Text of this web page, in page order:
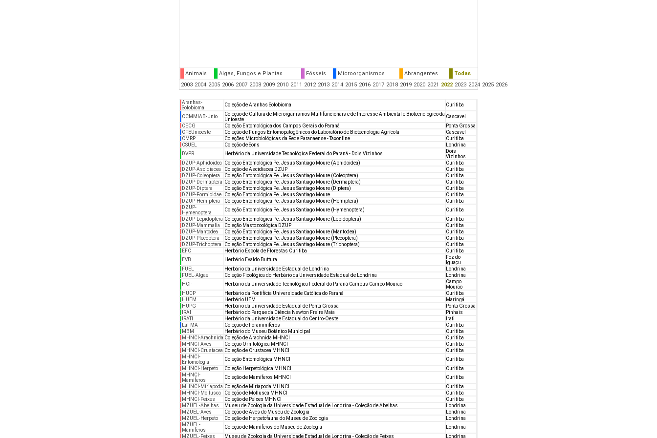
Animais Algas, Fungos e Plantas Fósseis Microorganismos Abrangentes
Todas
2003 2004 2005 2006 2007 2008 2009 2010 2011 2012 2013 2014 2015 2016 2017 2018 2019 2020 2021 2022 2023 2024 2025 2026
Aranhas-
Solobioma
Coleção de Aranhas Solobioma Curitiba
CCMMIAB-Unio
Coleção de Cultura de Microrganismos Multifuncionais e de Interesse Ambiental e Biotecnológico da
Unioeste
Cascavel
CECG
Coleção Entomológica dos Campos Gerais do Paraná
Ponta Grossa
CFEUnioeste
Coleção de Fungos Entomopatogênicos do Laboratório de Biotecnologia Agrícola
Cascavel
CMRP
Coleções Microbiológicas da Rede Paranaense - Taxonline
Curitiba
CSUEL
Coleção de Sons
Londrina
DVPR
Herbário da Universidade Tecnológica Federal do Paraná - Dois Vizinhos
Dois
Vizinhos
DZUP-Aphidoidea
Coleção Entomológica Pe. Jesus Santiago Moure (Aphidoidea)
Curitiba
DZUP-Ascidiacea
Coleção de Ascidiacea DZUP
Curitiba
DZUP-Coleoptera
Coleção Entomológica Pe. Jesus Santiago Moure (Coleoptera)
Curitiba
DZUP-Dermaptera Coleção Entomológica Pe. Jesus Santiago Moure (Dermaptera)
Curitiba
DZUP-Diptera
Coleção Entomológica Pe. Jesus Santiago Moure (Diptera)
Curitiba
DZUP-Formicidae
Coleção Entomológica Pe. Jesus Santiago Moure
Curitiba
DZUP-Hemiptera
Coleção Entomológica Pe. Jesus Santiago Moure (Hemiptera)
Curitiba
DZUP-
Hymenoptera
Coleção Entomológica Pe. Jesus Santiago Moure (Hymenoptera)
Curitiba
DZUP-Lepidoptera Coleção Entomológica Pe. Jesus Santiago Moure (Lepidoptera)
Curitiba
DZUP-Mammalia
Coleção Mastozoológica DZUP
Curitiba
DZUP-Mantodea
Coleção Entomológica Pe. Jesus Santiago Moure (Mantodea)
Curitiba
DZUP-Plecoptera
Coleção Entomológica Pe. Jesus Santiago Moure (Plecoptera)
Curitiba
DZUP-Trichoptera
Coleção Entomológica Pe. Jesus Santiago Moure (Trichoptera)
Curitiba
EFC
Herbário Escola de Florestas Curitiba
Curitiba
EVB
Herbário Evaldo Buttura
Foz do
Iguaçu
FUEL
Herbário da Universidade Estadual de Londrina
Londrina
FUEL-Algae
Coleção Ficológica do Herbário da Universidade Estadual de Londrina
Londrina
HCF
Herbário da Universidade Tecnológica Federal do Paraná Campus Campo Mourão
Campo
Mourão
HUCP
Herbário da Pontifícia Universidade Católica do Paraná
Curitiba
HUEM
Herbário UEM
Maringá
HUPG
Herbário da Universidade Estadual de Ponta Grossa
Ponta Grossa
IRAI
Herbário do Parque da Ciência Newton Freire Maia
Pinhais
IRATI
Herbário da Universidade Estadual do Centro-Oeste
Irati
LaFMA
Coleção de Foraminíferos
Curitiba
MBM
Herbário do Museu Botânico Municipal
Curitiba
MHNCI-Arachnida Coleção de Arachnida MHNCI
Curitiba
MHNCI-Aves
Coleção Ornitológica MHNCI
Curitiba
MHNCI-Crustacea Coleção de Crustacea MHNCI
Curitiba
MHNCI-
Entomologia
Coleção Entomológica MHNCI
Curitiba
MHNCI-Herpeto
Coleção Herpetológica MHNCI
Curitiba
MHNCI-
Mamiferos
Coleção de Mamíferos MHNCI
Curitiba
MHNCI-Miriapoda Coleção de Miriapoda MHNCI
Curitiba
MHNCI-Mollusca
Coleção de Mollusca MHNCI
Curitiba
MHNCI-Peixes
Coleção de Peixes MHNCI
Curitiba
MZUEL-Abelhas
Museu de Zoologia da Universidade Estadual de Londrina - Coleção de Abelhas
Londrina
MZUEL-Aves
Coleção de Aves do Museu de Zoologia
Londrina
MZUEL-Herpeto
Coleção de Herpetofauna do Museu de Zoologia
Londrina
MZUEL-
Mamiferos
Coleção de Mamíferos do Museu de Zoologia
Londrina
MZUEL-Peixes
Museu de Zoologia da Universidade Estadual de Londrina - Coleção de Peixes Londrina